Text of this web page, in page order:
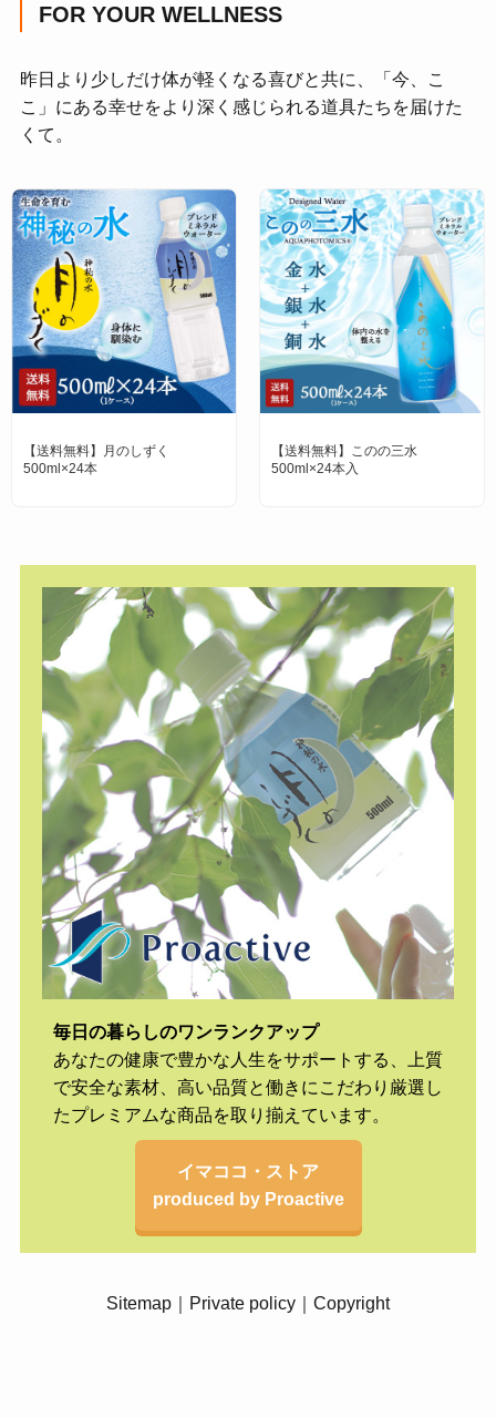
FOR YOUR WELLNESS
昨日より少しだけ体が軽くなる喜びと共に、「今、こ
こ」にある幸せをより深く感じられる道具たちを届けた
くて。
【送料無料】月のしずく
500ml×24本
【送料無料】このの三水
500ml×24本入
毎日の暮らしのワンランクアップ
あなたの健康で豊かな人生をサポートする、上質
で安全な素材、高い品質と働きにこだわり厳選し
たプレミアムな商品を取り揃えています。
イマココ・ストア
produced by Proactive
Sitemap ｜ Private policy ｜ Copyright